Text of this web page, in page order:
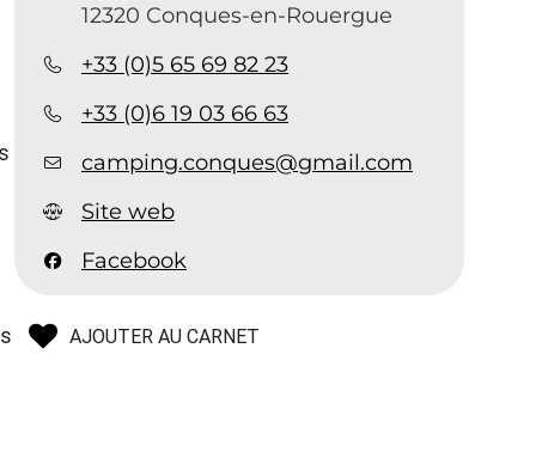
12320 Conques-en-Rouergue
+33 (0)5 65 69 82 23
+33 (0)6 19 03 66 63
camping.conques@gmail.com
Site web
Facebook
AJOUTER AU CARNET